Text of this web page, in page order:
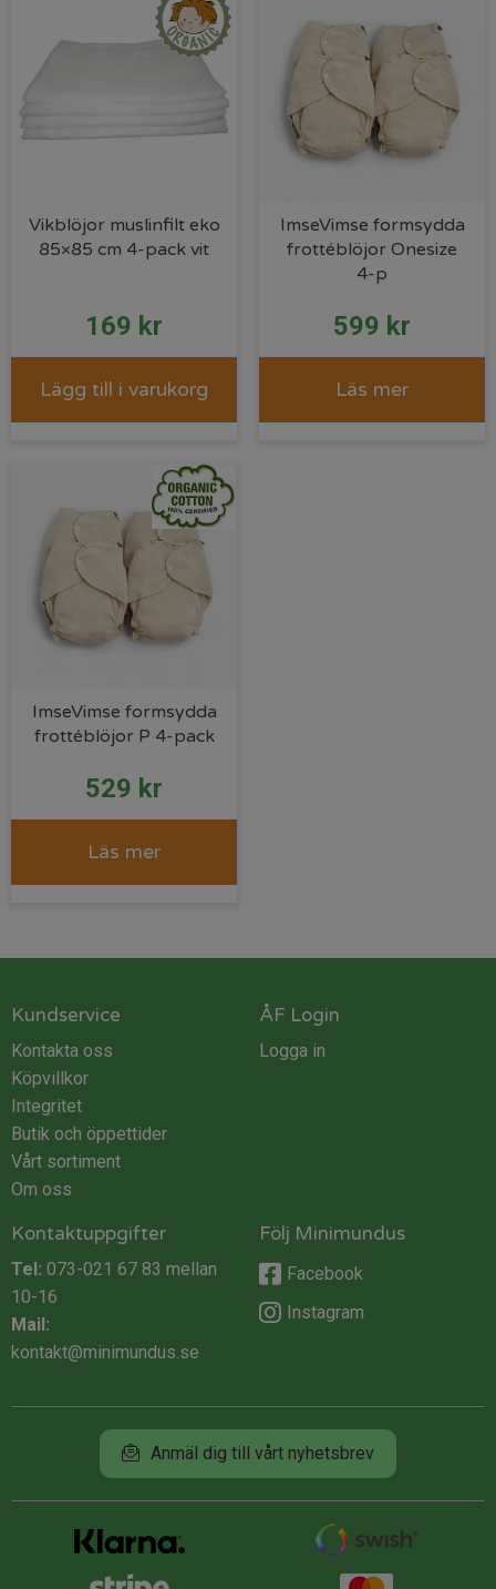
Vikblöjor muslinfilt eko
85×85 cm 4-pack vit
169 kr
Lägg till i varukorg
ImseVimse formsydda
frottéblöjor Onesize
4-p
599 kr
Läs mer
ImseVimse formsydda
frottéblöjor P 4-pack
529 kr
Läs mer
Kundservice
Kontakta oss
Köpvillkor
Integritet
Butik och öppettider
Vårt sortiment
Om oss
ÅF Login
Logga in
Kontaktuppgifter
Tel: 073-021 67 83 mellan
10-16
Mail:
kontakt@minimundus.se
Följ Minimundus
Facebook
Instagram
Anmäl dig till vårt nyhetsbrev